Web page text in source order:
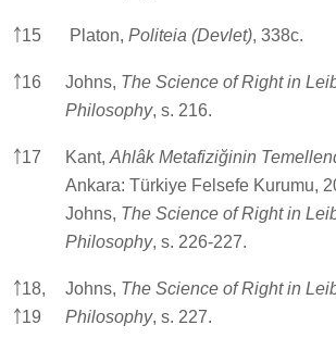
￪15 Platon, Politeia (Devlet), 338c.
￪16 Johns, The Science of Right in
Philosophy, s. 216.
￪17 Kant, Ahlâk Metafiziğinin
Ankara: Türkiye Felsefe Kurumu,
Johns, The Science of Right in
Philosophy, s. 226-227.
￪18,
￪19
Johns, The Science of Right in
Philosophy, s. 227.